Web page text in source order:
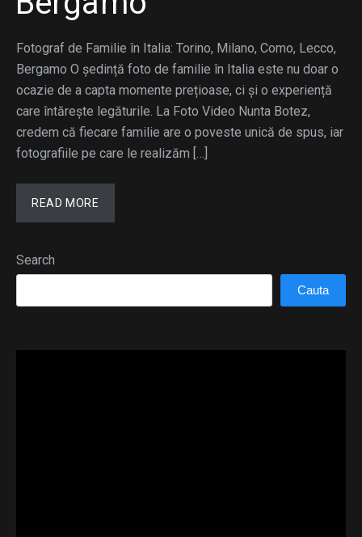
Fotograf de Familie în Italia: Torino, Milano, Como, Lecco,
Bergamo O ședință foto de familie în Italia este nu doar o
ocazie de a capta momente prețioase, ci și o experiență
care întărește legăturile. La Foto Video Nunta Botez,
credem că fiecare familie are o poveste unică de spus, iar
fotografiile pe care le realizăm […]
READ MORE
Search
Cauta